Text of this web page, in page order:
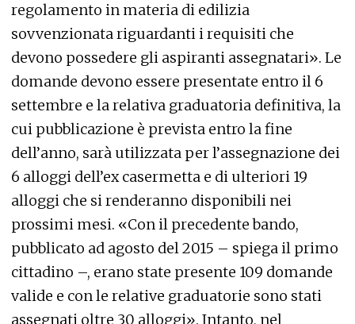
regolamento in materia di edilizia
sovvenzionata riguardanti i requisiti che
devono possedere gli aspiranti assegnatari». Le
domande devono essere presentate entro il 6
settembre e la relativa graduatoria definitiva, la
cui pubblicazione è prevista entro la fine
dell’anno, sarà utilizzata per l’assegnazione dei
6 alloggi dell’ex casermetta e di ulteriori 19
alloggi che si renderanno disponibili nei
prossimi mesi. «Con il precedente bando,
pubblicato ad agosto del 2015 – spiega il primo
cittadino –, erano state presente 109 domande
valide e con le relative graduatorie sono stati
assegnati oltre 30 alloggi». Intanto, nel